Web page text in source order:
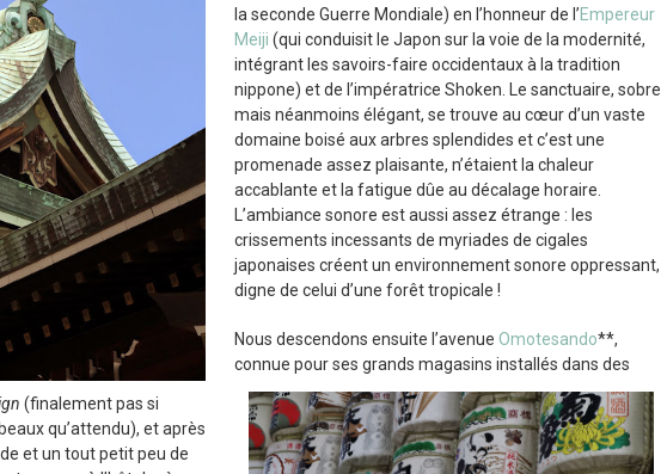
la seconde Guerre Mondiale) en l’honneur de l’Empereur
Meiji (qui conduisit le Japon sur la voie de la modernité,
intégrant les savoirs-faire occidentaux à la tradition
nippone) et de l’impératrice Shoken. Le sanctuaire, sobre
mais néanmoins élégant, se trouve au cœur d’un vaste
domaine boisé aux arbres splendides et c’est une
promenade assez plaisante, n’étaient la chaleur
accablante et la fatigue dûe au décalage horaire.
L’ambiance sonore est aussi assez étrange : les
crissements incessants de myriades de cigales
japonaises créent un environnement sonore oppressant,
digne de celui d’une forêt tropicale !
Nous descendons ensuite l’avenue Omotesando**,
connue pour ses grands magasins installés dans des
(finalement pas si
qu’attendu), et après
et un tout petit peu de